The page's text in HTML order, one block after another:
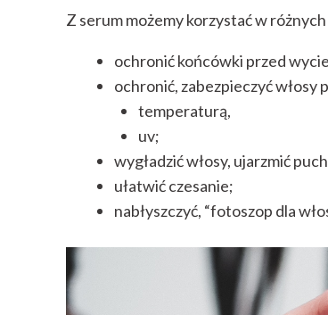
Z serum możemy korzystać w
ochronić końcówki przed
ochronić, zabezpieczyć włosy
temperaturą,
uv;
wygładzić włosy, ujarzmić
ułatwić czesanie;
nabłyszczyć, “fotoszop dla